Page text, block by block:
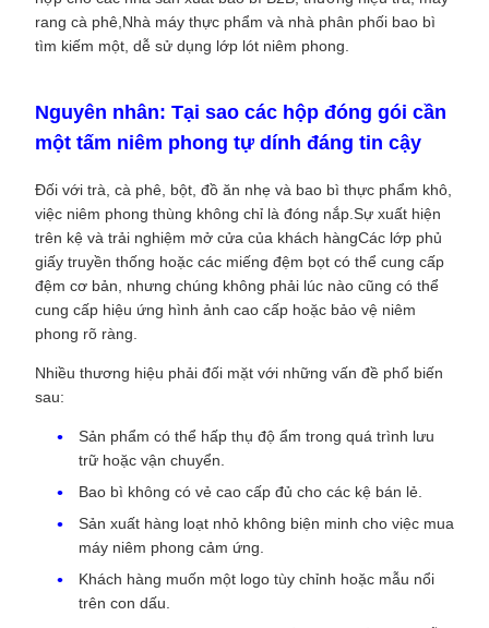
rang cà phê,Nhà máy thực phẩm và nhà phân phối bao bì
tìm kiếm một, dễ sử dụng lớp lót niêm phong.
Nguyên nhân: Tại sao các hộp đóng gói cần
một tấm niêm phong tự dính đáng tin cậy
Đối với trà, cà phê, bột, đồ ăn nhẹ và bao bì thực phẩm khô,
việc niêm phong thùng không chỉ là đóng nắp.Sự xuất hiện
trên kệ và trải nghiệm mở cửa của khách hàngCác lớp phủ
giấy truyền thống hoặc các miếng đệm bọt có thể cung cấp
đệm cơ bản, nhưng chúng không phải lúc nào cũng có thể
cung cấp hiệu ứng hình ảnh cao cấp hoặc bảo vệ niêm
phong rõ ràng.
Nhiều thương hiệu phải đối mặt với những vấn đề phổ biến
sau:
Sản phẩm có thể hấp thụ độ ẩm trong quá trình lưu
trữ hoặc vận chuyển.
Bao bì không có vẻ cao cấp đủ cho các kệ bán lẻ.
Sản xuất hàng loạt nhỏ không biện minh cho việc mua
máy niêm phong cảm ứng.
Khách hàng muốn một logo tùy chỉnh hoặc mẫu nổi
trên con dấu.